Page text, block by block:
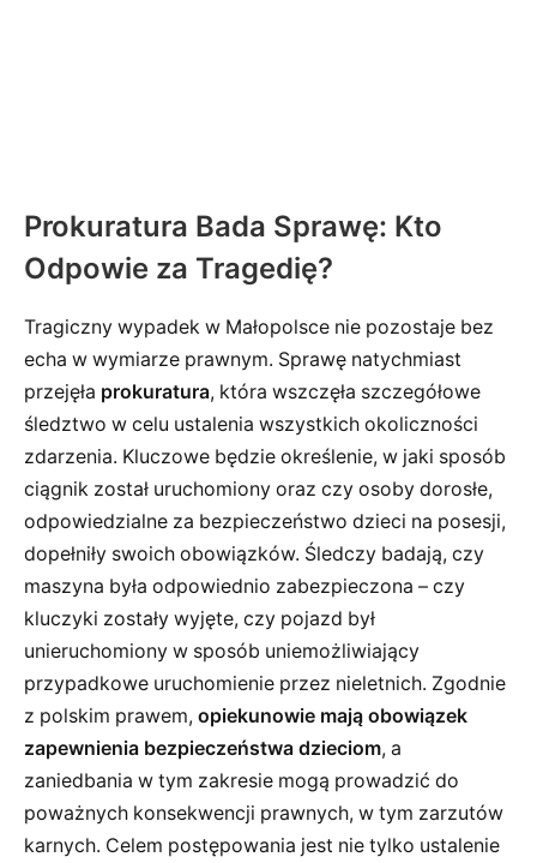
Prokuratura Bada Sprawę: Kto
Odpowie za Tragedię?
Tragiczny wypadek w Małopolsce nie pozostaje bez
echa w wymiarze prawnym. Sprawę natychmiast
przejęła prokuratura, która wszczęła szczegółowe
śledztwo w celu ustalenia wszystkich okoliczności
zdarzenia. Kluczowe będzie określenie, w jaki sposób
ciągnik został uruchomiony oraz czy osoby dorosłe,
odpowiedzialne za bezpieczeństwo dzieci na posesji,
dopełniły swoich obowiązków. Śledczy badają, czy
maszyna była odpowiednio zabezpieczona – czy
kluczyki zostały wyjęte, czy pojazd był
unieruchomiony w sposób uniemożliwiający
przypadkowe uruchomienie przez nieletnich. Zgodnie
z polskim prawem, opiekunowie mają obowiązek
zapewnienia bezpieczeństwa dzieciom, a
zaniedbania w tym zakresie mogą prowadzić do
poważnych konsekwencji prawnych, w tym zarzutów
karnych. Celem postępowania jest nie tylko ustalenie